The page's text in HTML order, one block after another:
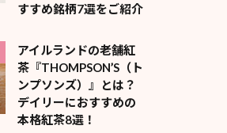
すすめ銘柄7選をご紹介
アイルランドの老舗紅
茶『THOMPSON’S（ト
ンプソンズ）』とは？
デイリーにおすすめの
本格紅茶8選！